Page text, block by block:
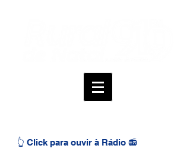
👆 Click para ouvir à Rádio 📻